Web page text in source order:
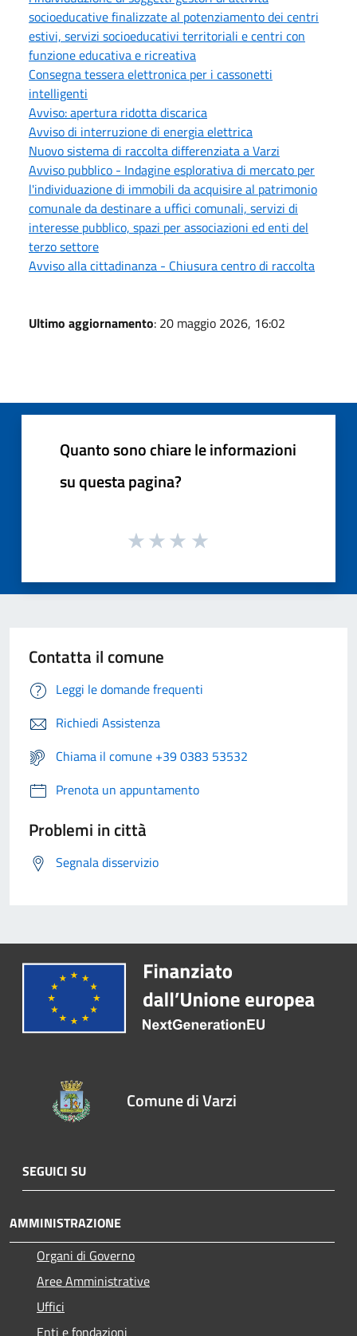
socioeducative finalizzate al potenziamento dei centri
estivi, servizi socioeducativi territoriali e centri con
funzione educativa e ricreativa
Consegna tessera elettronica per i cassonetti
intelligenti
Avviso: apertura ridotta discarica
Avviso di interruzione di energia elettrica
Nuovo sistema di raccolta differenziata a Varzi
Avviso pubblico - Indagine esplorativa di mercato per
l'individuazione di immobili da acquisire al patrimonio
comunale da destinare a uffici comunali, servizi di
interesse pubblico, spazi per associazioni ed enti del
terzo settore
Avviso alla cittadinanza - Chiusura centro di raccolta
Ultimo aggiornamento: 20 maggio 2026, 16:02
Quanto sono chiare le informazioni
su questa pagina?
Contatta il comune
Leggi le domande frequenti
Richiedi Assistenza
Chiama il comune +39 0383 53532
Prenota un appuntamento
Problemi in città
Segnala disservizio
Comune di Varzi
SEGUICI SU
AMMINISTRAZIONE
Organi di Governo
Aree Amministrative
Uffici